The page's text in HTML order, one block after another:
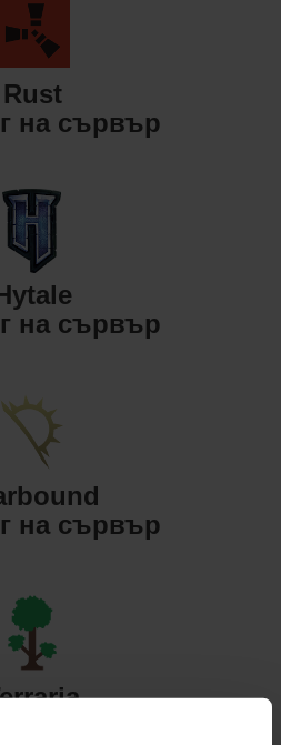
Rust
на сървър
на сървър
на сървър
на сървър